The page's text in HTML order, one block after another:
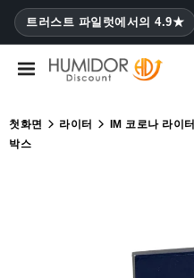
트러스트 파일럿에서의 4.9★
CATEGORY
휴
휴
첫화면 라이터 IM 코로나 라이터
박스